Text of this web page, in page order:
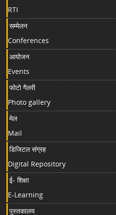
RTI
सम्मेलन
Conferences
आयोजन
Events
फोटो गैलरी
Photo gallery
मेल
Mail
डिजिटल संग्रह
Digital Repository
ई- शिक्षा
E-Learning
पुस्तकालय